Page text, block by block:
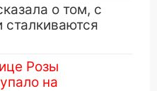
о том, с
Розы
на